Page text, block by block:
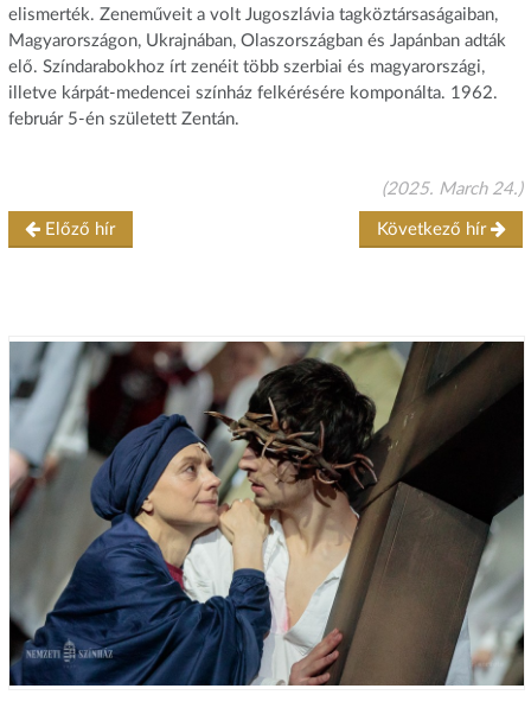
elismerték. Zeneműveit a volt Jugoszlávia tagköztársaságaiban,
Magyarországon, Ukrajnában, Olaszországban és Japánban adták
elő. Színdarabokhoz írt zenéit több szerbiai és magyarországi,
illetve kárpát-medencei színház felkérésére komponálta. 1962.
február 5-én született Zentán.
(2025. March 24.)
Előző hír Következő hír